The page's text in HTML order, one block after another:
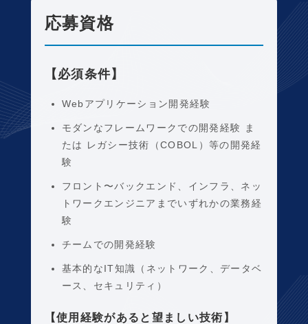
応募資格
【必須条件】
Webアプリケーション開発経験
モダンなフレームワークでの開発経験 ま
たは レガシー技術（COBOL）等の開発経
験
フロント〜バックエンド、インフラ、ネッ
トワークエンジニアまでいずれかの業務経
験
チームでの開発経験
基本的なIT知識（ネットワーク、データベ
ース、セキュリティ）
【使用経験があると望ましい技術】